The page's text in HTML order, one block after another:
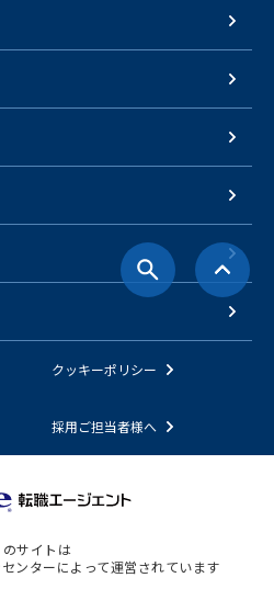
クッキーポリシー
採用ご担当者様へ
のサイトは
ンターによって運営されています